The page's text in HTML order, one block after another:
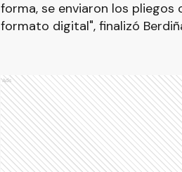
forma, se enviaron los
formato digital", finalizó
Ads